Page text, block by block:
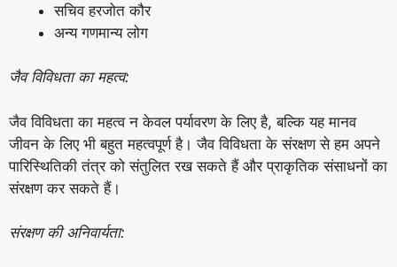
सचिव हरजोत कौर
अन्य गणमान्य लोग
जैव विविधता का महत्व:
जैव विविधता का महत्व न केवल पर्यावरण के लिए है, बल्कि यह मानव
जीवन के लिए भी बहुत महत्वपूर्ण है। जैव विविधता के संरक्षण से हम अपने
पारिस्थितिकी तंत्र को संतुलित रख सकते हैं और प्राकृतिक संसाधनों का
संरक्षण कर सकते हैं।
संरक्षण की अनिवार्यता: